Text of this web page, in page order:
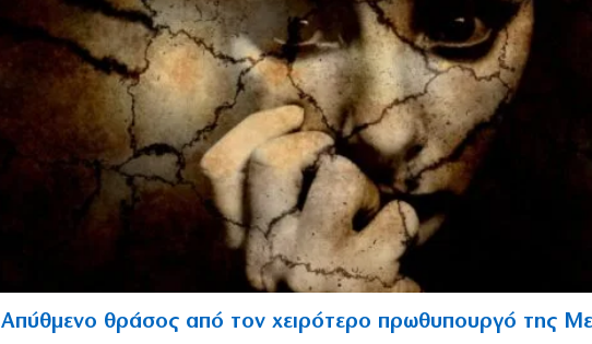
Απύθμενο θράσος από τον χειρότερο πρωθυπουργό της